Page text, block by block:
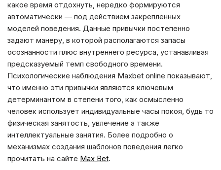
какое время отдохнуть, нередко формируются
автоматически — под действием закрепленных
моделей поведения. Данные привычки постепенно
задают манеру, в которой располагаются запасы
осознанности плюс внутреннего ресурса, устанавливая
предсказуемый темп свободного времени.
Психологические наблюдения Maxbet online показывают,
что именно эти привычки являются ключевым
детерминантом в степени того, как осмысленно
человек использует индивидуальные часы покоя, будь то
физическая занятость, увлечение а также
интеллектуальные занятия. Более подробно о
механизмах создания шаблонов поведения легко
прочитать на сайте Max Bet.